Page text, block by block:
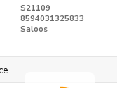
S21109
8594031325833
Saloos